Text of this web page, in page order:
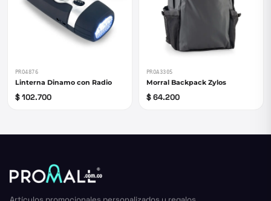
PRO4876
Linterna Dinamo con Radio
$ 102.700
PROA3305
Morral Backpack Zylos
$ 64.200